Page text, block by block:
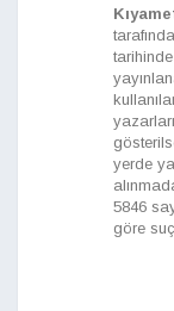
yerde
5846
göre